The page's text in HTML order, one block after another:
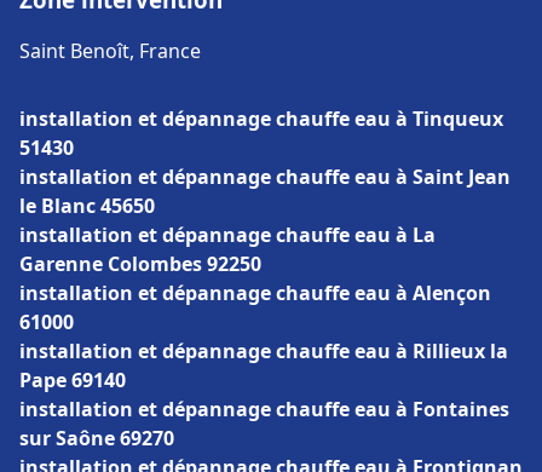
Saint Benoît, France
installation et dépannage chauffe eau à Tinqueux
51430
installation et dépannage chauffe eau à Saint Jean
le Blanc 45650
installation et dépannage chauffe eau à La
Garenne Colombes 92250
installation et dépannage chauffe eau à Alençon
61000
installation et dépannage chauffe eau à Rillieux la
Pape 69140
installation et dépannage chauffe eau à Fontaines
sur Saône 69270